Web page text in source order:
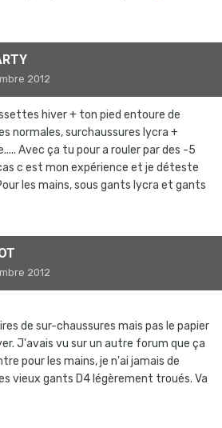
2012
hiver + ton pied entoure de
normales, surchaussures lycra +
Avec ça tu pour a rouler par des -5
c est mon expérience et je déteste
les mains, sous gants lycra et gants
2012
de sur-chaussures mais pas le papier
J'avais vu sur un autre forum que ça
pour les mains, je n'ai jamais de
vieux gants D4 légèrement troués. Va